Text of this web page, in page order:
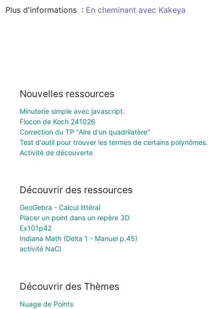
Plus d'informations  : En cheminant avec Kakeya
Nouvelles ressources
Minuterie simple avec javascript.
Flocon de Koch 241026
Correction du TP "Aire d'un quadrilatère"
Test d'outil pour trouver les termes de certains polynômes.
Activité de découverte
Découvrir des ressources
GeoGebra - Calcul littéral
Placer un point dans un repère 3D
Ex101p42
Indiana Math (Delta 1 - Manuel p.45)
activité NaCl
Découvrir des Thèmes
Nuage de Points